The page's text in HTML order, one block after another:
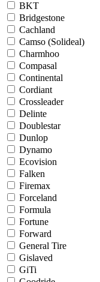
BKT
Bridgestone
Cachland
Camso (Solideal)
Charmhoo
Compasal
Continental
Cordiant
Crossleader
Delinte
Doublestar
Dunlop
Dynamo
Ecovision
Falken
Firemax
Forceland
Formula
Fortune
Forward
General Tire
Gislaved
GiTi